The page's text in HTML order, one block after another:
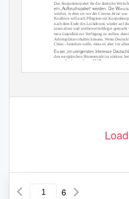
Das Konjunkturpaket für die deutsche
ein „Aufbruchspaket“ werden. Die Wi
werden, in dem sie vor der Corona-Krise
Koalition will nach Pfingsten ein
nach dem Ende des Lockdowns wieder auf
innovativer und wettbewerbsfähiger gemacht
men Liquidität zur Verfügung zu stellen,
Arbeitsplätze erhalten können. Wenn
China - bestehen wolle, muss es aber vor
Es sei „im ureigensten Interesse
den europäischen Binnenmarkt zu stärken,
Andreas Jung MdB
(„SURE“) auf den Weg gebracht. Bereits in
6